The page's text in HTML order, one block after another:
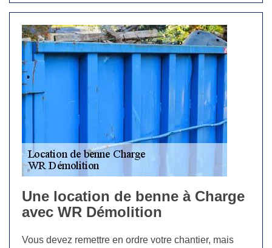
Une location de benne à Charge
avec WR Démolition
Vous devez remettre en ordre votre chantier, mais